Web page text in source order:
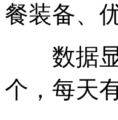
餐装备、
数据显
个，每天